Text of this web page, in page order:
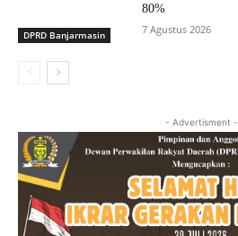
DPRD Banjarmasin
80%
7 Agustus 2026
- Advertisment -